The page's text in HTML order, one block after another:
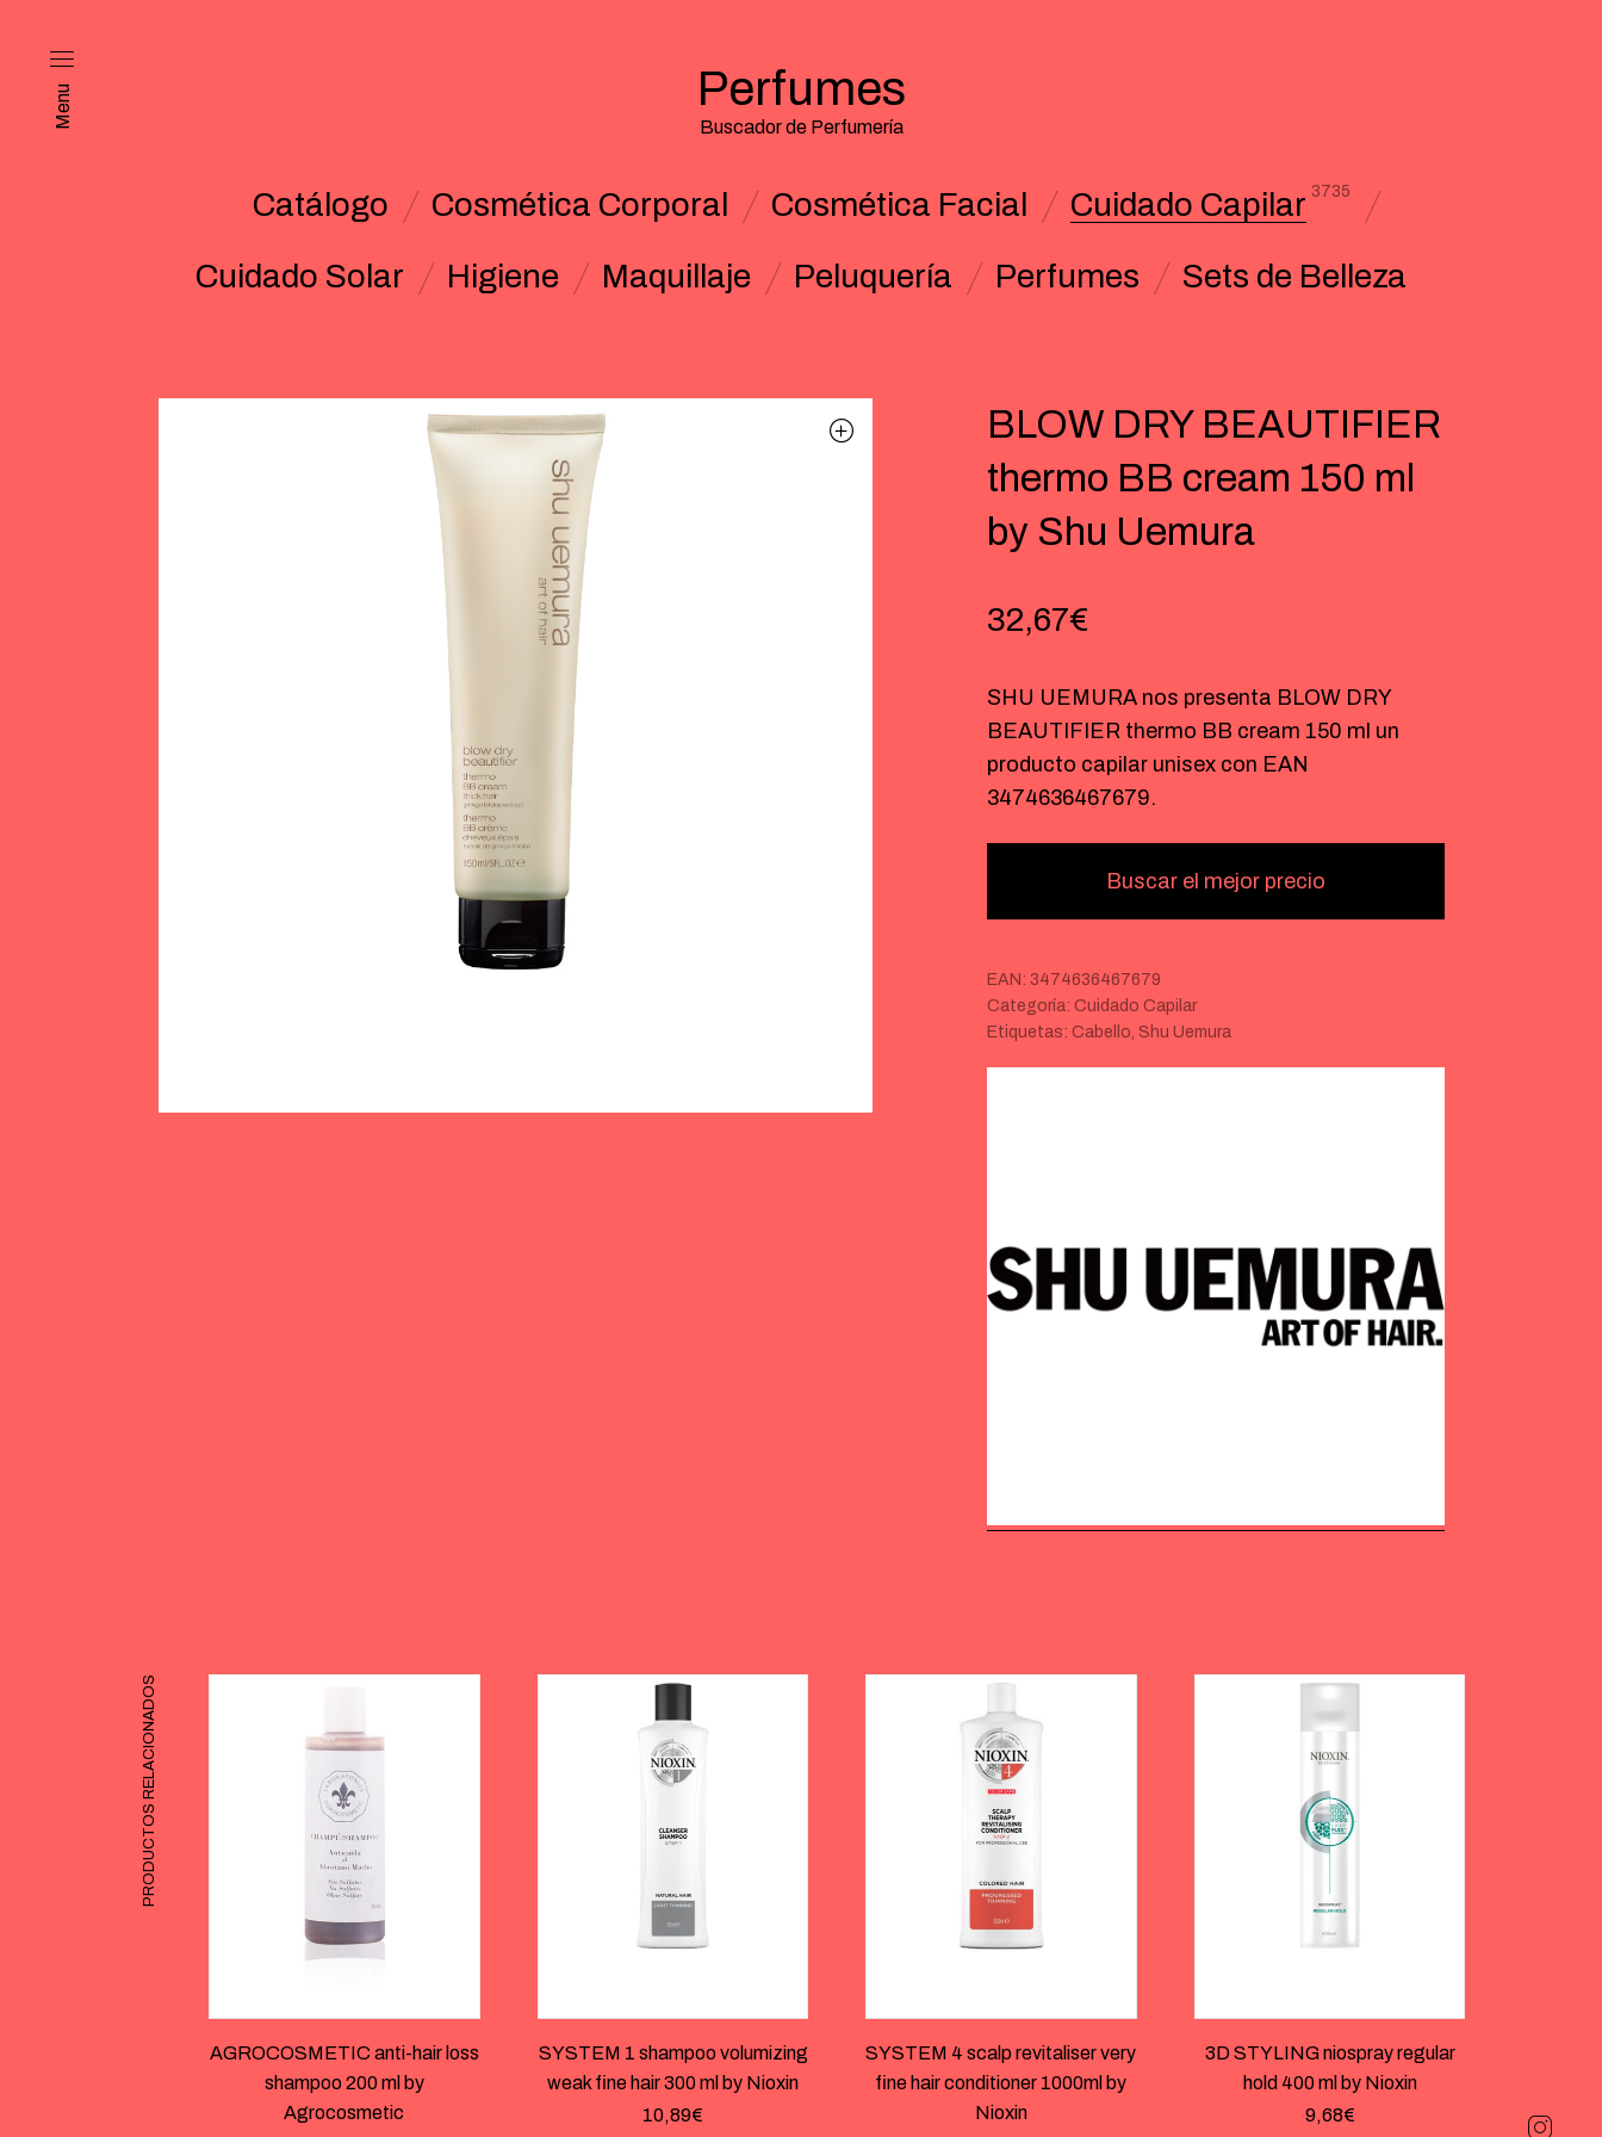
Menu Perfumes
Buscador de Perfumería
Catálogo Cosmética Corporal Cosmética Facial Cuidado Capilar 3735
Cuidado Solar Higiene Maquillaje Peluquería Perfumes Sets de Belleza
BLOW DRY BEAUTIFIER
thermo BB cream 150 ml
by Shu Uemura
32,67€
SHU UEMURA nos presenta BLOW DRY
BEAUTIFIER thermo BB cream 150 ml un
producto capilar unisex con EAN
3474636467679.
Buscar el mejor precio
EAN: 3474636467679
Categoría: Cuidado Capilar
Etiquetas: Cabello, Shu Uemura
PRODUCTOS RELACIONADOS
AGROCOSMETIC anti-hair loss
shampoo 200 ml by
Agrocosmetic
SYSTEM 1 shampoo volumizing
weak fine hair 300 ml by Nioxin
10,89€
SYSTEM 4 scalp revitaliser very
fine hair conditioner 1000ml by
Nioxin
3D STYLING niospray regular
hold 400 ml by Nioxin
9,68€